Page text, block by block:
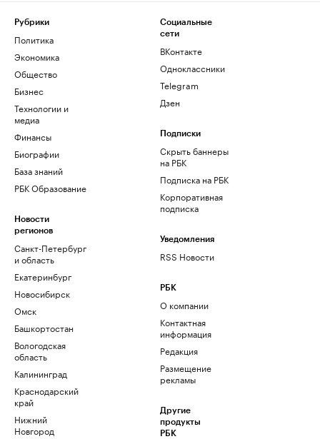
Рубрики
Политика
Экономика
Общество
Бизнес
Технологии и
медиа
Финансы
Биографии
База знаний
РБК Образование
Новости
регионов
Санкт-Петербург
и область
Екатеринбург
Новосибирск
Омск
Башкортостан
Вологодская
область
Калининград
Краснодарский
край
Нижний
Новгород
Социальные
сети
ВКонтакте
Одноклассники
Telegram
Дзен
Подписки
Скрыть баннеры
на РБК
Подписка на РБК
Корпоративная
подписка
Уведомления
RSS Новости
РБК
О компании
Контактная
информация
Редакция
Размещение
рекламы
Другие
продукты
РБК